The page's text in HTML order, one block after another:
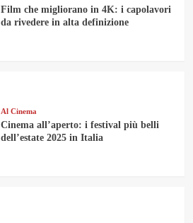
Film che migliorano in 4K: i capolavori
da rivedere in alta definizione
Al Cinema
Cinema all’aperto: i festival più belli
dell’estate 2025 in Italia